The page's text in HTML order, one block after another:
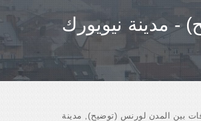
- مدينة نيويورك
بين المدن لورنس (توضيح), مدينة